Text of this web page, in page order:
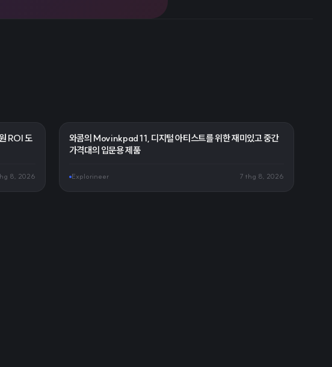
ROI 도
8, 2026
와콤의 Movinkpad 11, 디지털 아티스트를 위한 재미있고 중간
가격대의 입문용 제품
Explorineer 7 thg 8, 2026